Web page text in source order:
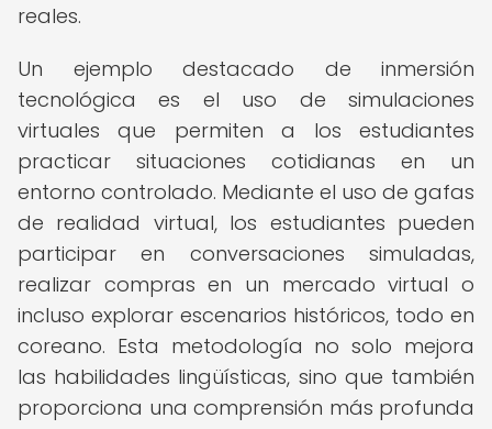
reales.
Un ejemplo destacado de inmersión
tecnológica es el uso de simulaciones
virtuales que permiten a los estudiantes
practicar situaciones cotidianas en un
entorno controlado. Mediante el uso de gafas
de realidad virtual, los estudiantes pueden
participar en conversaciones simuladas,
realizar compras en un mercado virtual o
incluso explorar escenarios históricos, todo en
coreano. Esta metodología no solo mejora
las habilidades lingüísticas, sino que también
proporciona una comprensión más profunda